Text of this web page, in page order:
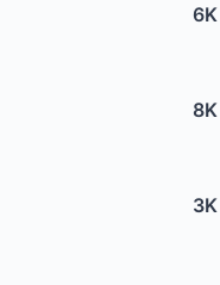
6K
8K
3K